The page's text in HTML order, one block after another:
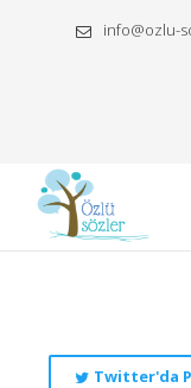
info@ozlu-
Twitter'da